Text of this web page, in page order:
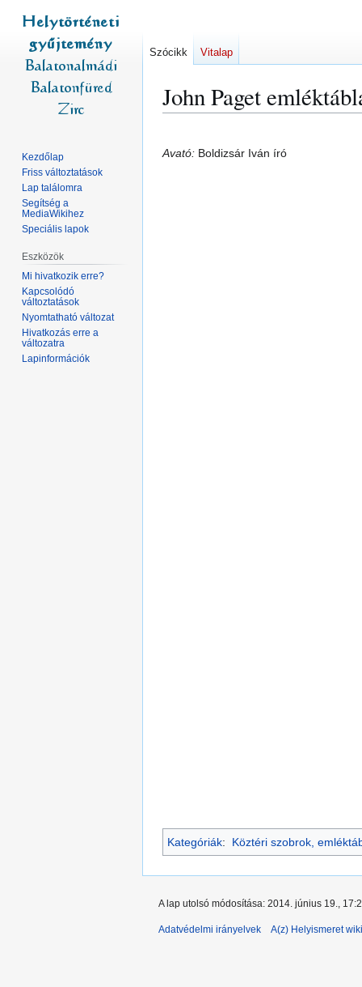
John Paget
a
a
Avató: Boldizsár Iván író
Kategóriák: Köztéri szobrok,
Szócikk Vitalap
Kezdőlap
Friss változtatások
Lap találomra
Segítség a
MediaWikihez
Speciális lapok
Eszközök
Mi hivatkozik erre?
Kapcsolódó
változtatások
Nyomtatható változat
Hivatkozás erre a
változatra
Lapinformációk
A lap utolsó módosítása: 2014. június 19.,
Adatvédelmi irányelvek A(z) Helyismeret